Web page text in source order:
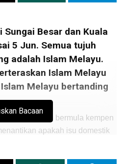
Sungai Besar dan Kuala
5 Jun. Semua tujuh
adalah Islam Melayu.
Islam Melayu
Melayu bertanding
6 Jun akan bermula kempen
apakah isu domestik
Bacaan